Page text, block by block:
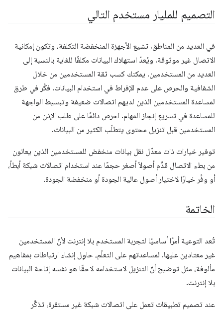
التصميم للمليار مستخدم التالي
في العديد من المناطق، تشيع الأجهزة المنخفضة التكلفة، وتكون إمكانية
الاتصال غير موثوقة، ويُعدّ استهلاك البيانات مكلفًا للغاية بالنسبة إلى
العديد من المستخدمين. يمكنك كسب ثقة المستخدمين من خلال
الشفافية والحرص على عدم الإفراط في استخدام البيانات. فكِّر في طرق
لمساعدة المستخدمين الذين لديهم اتصالات ضعيفة وتبسيط الواجهة
للمساعدة في تسريع إنجاز المهام. احرص دائمًا على طلب الإذن من
المستخدمين قبل تنزيل محتوى يتطلّب الكثير من البيانات.
توفير خيارات ذات معدّل نقل بيانات منخفض للمستخدمين الذين يعانون
من بطء الاتصال قدِّم أصولاً أصغر حجمًا عند استخدام اتصالات شبكة أبطأ،
أو وفِّر خيارًا لاختيار أصول عالية الجودة أو منخفضة الجودة.
الخاتمة
تُعد التوعية أمرًا أساسيًا لتجربة المستخدم بلا إنترنت لأنّ المستخدمين
غير معتادين عليها. لمساعدتهم على التعلّم، حاوِل إنشاء ارتباطات بمفاهيم
مألوفة، مثل توضيح أنّ التنزيل لاستخدامه لاحقًا هو نفسه إتاحة البيانات
بلا إنترنت.
عند تصميم تطبيقات تعمل على اتصالات شبكة غير مستقرة، تذكَّر